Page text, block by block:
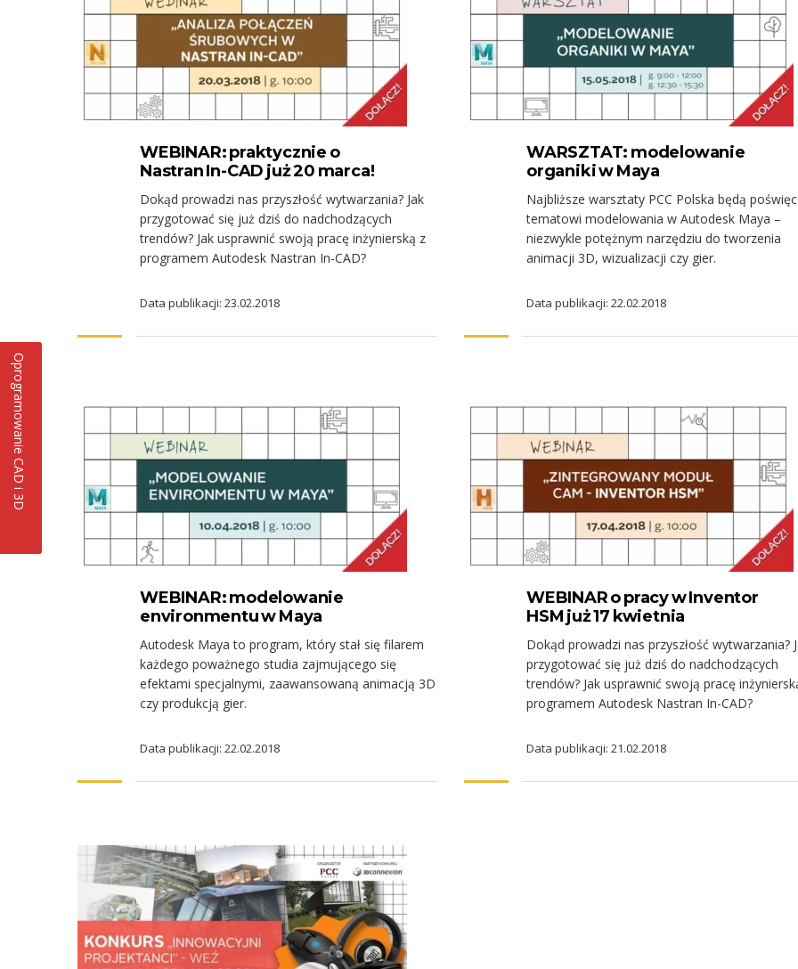
WEBINAR: praktycznie o
Nastran In-CAD już 20 marca!
Dokąd prowadzi nas przyszłość wytwarzania? Jak
przygotować się już dziś do nadchodzących
trendów? Jak usprawnić swoją pracę inżynierską z
programem Autodesk Nastran In-CAD?
Data publikacji: 23.02.2018
WARSZTAT: modelowanie
organiki w Maya
Najbliższe warsztaty PCC Polska będą
tematowi modelowania w Autodesk Maya –
niezwykle potężnym narzędziu do tworzenia
animacji 3D, wizualizacji czy gier.
Data publikacji: 22.02.2018
WEBINAR: modelowanie
environmentu w Maya
Autodesk Maya to program, który stał się filarem
każdego poważnego studia zajmującego się
efektami specjalnymi, zaawansowaną animacją 3D
czy produkcją gier.
Data publikacji: 22.02.2018
WEBINAR o pracy w Inventor
HSM już 17 kwietnia
Dokąd prowadzi nas przyszłość wytwarzania?
przygotować się już dziś do nadchodzących
trendów? Jak usprawnić swoją pracę
programem Autodesk Nastran In-CAD?
Data publikacji: 21.02.2018
Oprogramowanie CAD i 3D